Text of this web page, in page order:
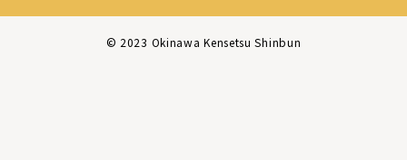
©︎ 2023 Okinawa Kensetsu Shinbun